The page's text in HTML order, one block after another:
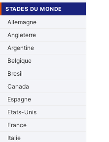
STADES DU MONDE
Allemagne
Angleterre
Argentine
Belgique
Bresil
Canada
Espagne
Etats-Unis
France
Italie